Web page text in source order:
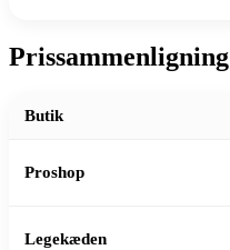
Prissammenligning
Butik
Proshop
Legekæden